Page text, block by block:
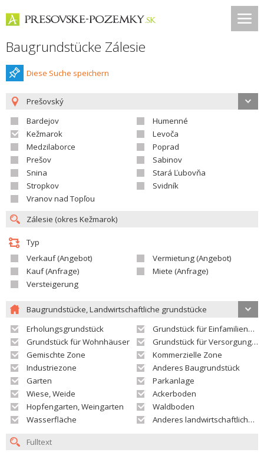
Baugrundstücke Zálesie
Diese Suche speichern
Prešovský
Bardejov
Humenné
Kežmarok
Levoča
Medzilaborce
Poprad
Prešov
Sabinov
Snina
Stará Ľubovňa
Stropkov
Svidník
Vranov nad Topľou
Typ
Verkauf (Angebot)
Vermietung (Angebot)
Kauf (Anfrage)
Miete (Anfrage)
Versteigerung
Baugrundstücke, Landwirtschaftliche grundstücke
Erholungsgrundstück
Grundstück für Einfamilienhäuser
Grundstück für Wohnhäuser
Grundstück für Versorgungseinrichtungen
Gemischte Zone
Kommerzielle Zone
Industriezone
Anderes Baugrundstück
Garten
Parkanlage
Wiese, Weide
Ackerboden
Hopfengarten, Weingarten
Waldboden
Wasserfläche
Anderes landwirtschaftliches Grundstück